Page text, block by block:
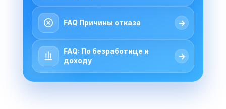
FAQ Причины отказа →
FAQ: По безработице и
доходу
→